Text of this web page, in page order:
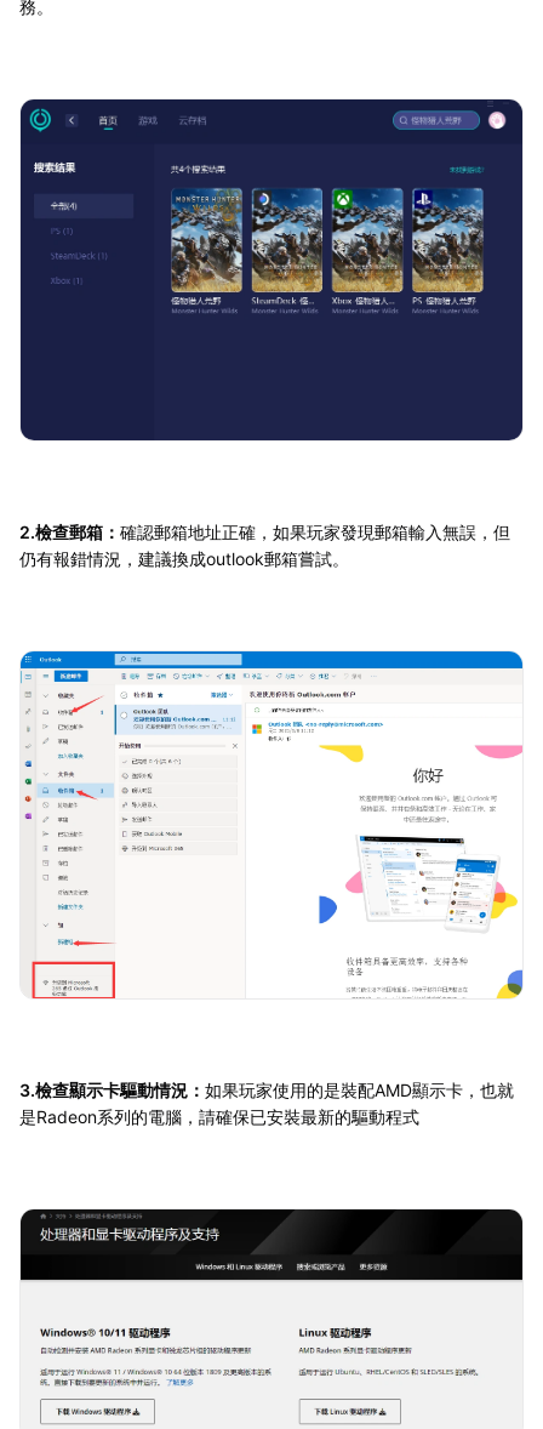
務。
2.檢查郵箱： 確認郵箱地址正確，如果玩家發現郵箱輸入無誤，但
仍有報錯情況，建議換成outlook郵箱嘗試。
3.檢查顯示卡驅動情況： 如果玩家使用的是裝配AMD顯示卡，也就
是Radeon系列的電腦，請確保已安裝最新的驅動程式